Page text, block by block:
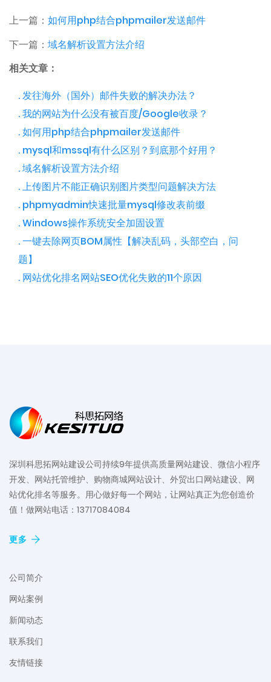
上一篇： 如何用php结合phpmailer发送邮件
下一篇： 域名解析设置方法介绍
相关文章：
. 发往海外（国外）邮件失败的解决办法？
. 我的网站为什么没有被百度/Google收录？
. 如何用php结合phpmailer发送邮件
. mysql和mssql有什么区别？到底那个好用？
. 域名解析设置方法介绍
. 上传图片不能正确识别图片类型问题解决方法
. phpmyadmin快速批量mysql修改表前缀
. Windows操作系统安全加固设置
. 一键去除网页BOM属性【解决乱码，头部空白， 问
题】
. 网站优化排名网站SEO优化失败的11个原因
深圳科思拓网站建设公司持续9年提供高质量网站建设、微信小程序
开发、网站托管维护、购物商城网站设计、外贸出口网站建设、网
站优化排名等服务。用心做好每一个网站，让网站真正为您创造价
值！做网站电话：13717084084
更多
公司简介
网站案例
新闻动态
联系我们
友情链接